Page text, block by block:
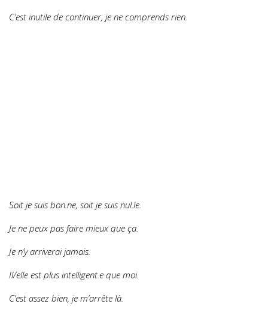
C’est inutile de continuer, je ne comprends rien.
Soit je suis bon.ne, soit je suis nul.le.
Je ne peux pas faire mieux que ça.
Je n’y arriverai jamais.
Il/elle est plus intelligent.e que moi.
C’est assez bien, je m’arrête là.